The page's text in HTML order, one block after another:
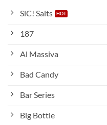
SiC! Salts
187
Al Massiva
Bad Candy
Bar Series
Big Bottle